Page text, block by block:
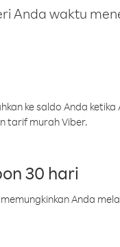
Anda waktu
ke saldo Anda
tarif murah Viber.
30 hari
Anda